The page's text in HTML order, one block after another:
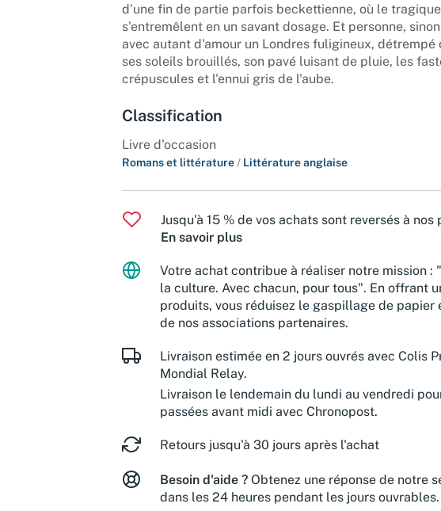
d'une fin de partie parfois beckettienne, où le
s'entremêlent en un savant dosage. Et personne,
avec autant d'amour un Londres fuligineux, détrempé
ses soleils brouillés, son pavé luisant de pluie, les
crépuscules et l'ennui gris de l'aube.
Classification
Livre d'occasion
Romans et littérature / Littérature anglaise
Jusqu'à 15 % de vos achats sont reversés à
En savoir plus
Votre achat contribue à réaliser notre mission :
la culture. Avec chacun, pour tous". En offrant
produits, vous réduisez le gaspillage de papier
de nos associations partenaires.
Livraison estimée en 2 jours ouvrés avec Colis
Mondial Relay.
Livraison le lendemain du lundi au vendredi
passées avant midi avec Chronopost.
Retours jusqu'à 30 jours après l'achat
Besoin d'aide ? Obtenez une réponse de notre
dans les 24 heures pendant les jours ouvrables.